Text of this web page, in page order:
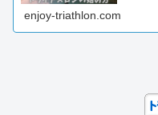
enjoy-triathlon.com